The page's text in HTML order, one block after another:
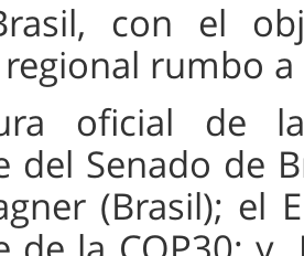
con el
rumbo a
oficial de
del Senado de
(Brasil); el